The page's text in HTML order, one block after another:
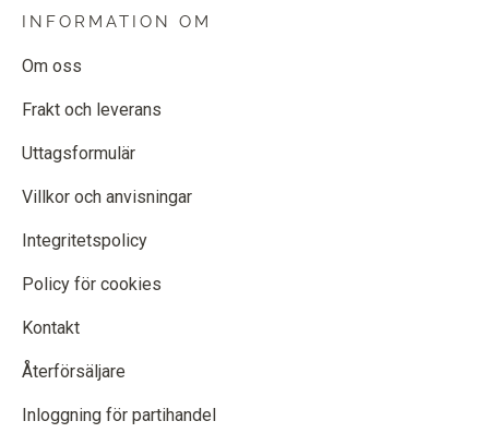
INFORMATION OM
Om oss
Frakt och leverans
Uttagsformulär
Villkor och anvisningar
Integritetspolicy
Policy för cookies
Kontakt
Återförsäljare
Inloggning för partihandel